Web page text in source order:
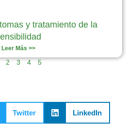
y tratamiento de la
Leer Más >>
2 3 4 5
Twitter LinkedIn